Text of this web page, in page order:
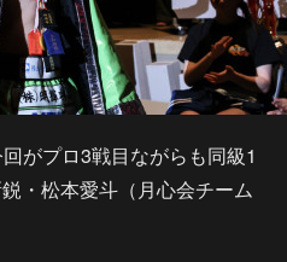
がプロ3戦目ながらも同級1
・松本愛斗（月心会チーム